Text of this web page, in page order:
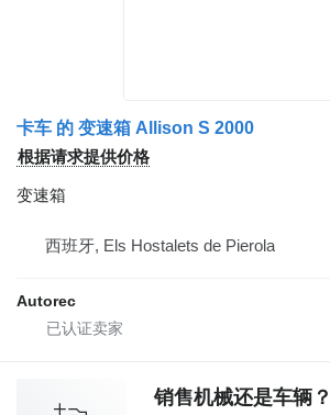
卡车 的 变速箱 Allison S 2000
根据请求提供价格
变速箱
西班牙, Els Hostalets de Pierola
Autorec
销售机械还是车辆？